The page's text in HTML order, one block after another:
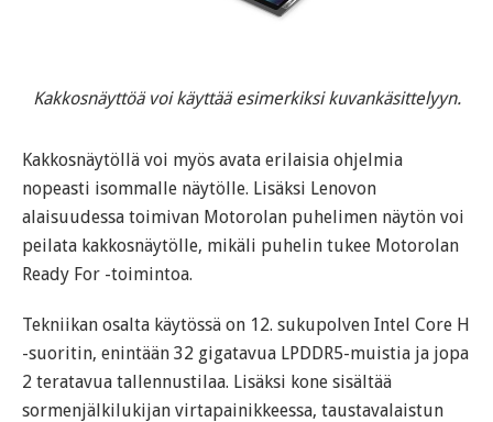
Kakkosnäyttöä voi käyttää esimerkiksi kuvankäsittelyyn.
Kakkosnäytöllä voi myös avata erilaisia ohjelmia
nopeasti isommalle näytölle. Lisäksi Lenovon
alaisuudessa toimivan Motorolan puhelimen näytön voi
peilata kakkosnäytölle, mikäli puhelin tukee Motorolan
Ready For -toimintoa.
Tekniikan osalta käytössä on 12. sukupolven Intel Core H
-suoritin, enintään 32 gigatavua LPDDR5-muistia ja jopa
2 teratavua tallennustilaa. Lisäksi kone sisältää
sormenjälkilukijan virtapainikkeessa, taustavalaistun